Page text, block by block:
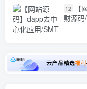
12
财源